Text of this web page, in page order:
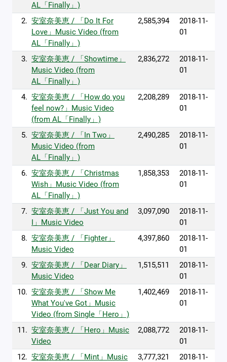
AL「Finally」)
2. 安室奈美恵 / 「Do It For
Love」Music Video (from
AL「Finally」)
2,585,394
2018-11-
01
3. 安室奈美恵 / 「Showtime」
Music Video (from
AL「Finally」)
2,836,272
2018-11-
01
4. 安室奈美恵 / 「How do you
feel now?」Music Video
(from AL「Finally」)
2,208,289
2018-11-
01
5. 安室奈美恵 / 「In Two」
Music Video (from
AL「Finally」)
2,490,285
2018-11-
01
6. 安室奈美恵 / 「Christmas
Wish」Music Video (from
AL「Finally」)
1,858,353
2018-11-
01
7. 安室奈美恵 / 「Just You and
I」Music Video
3,097,090
2018-11-
01
8. 安室奈美恵 / 「Fighter」
Music Video
4,397,860
2018-11-
01
9. 安室奈美恵 / 「Dear Diary」
Music Video
1,515,511
2018-11-
01
10. 安室奈美恵 / 「Show Me
What You've Got」Music
Video (from Single「Hero」)
1,402,469
2018-11-
01
11. 安室奈美恵 / 「Hero」Music
Video
2,088,772
2018-11-
01
12. 安室奈美恵 / 「Mint」Music
3,777,321
2018-11-